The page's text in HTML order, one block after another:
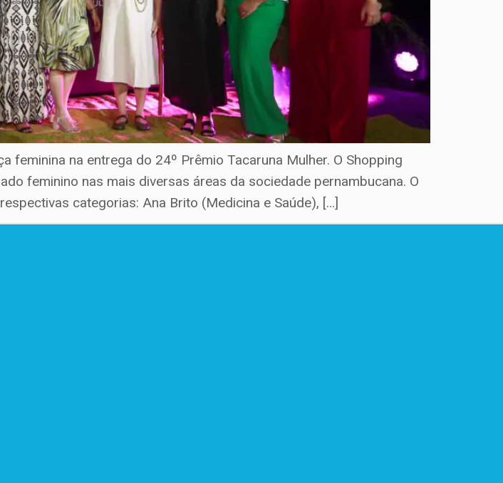
na entrega do 24º Prêmio Tacaruna Mulher. O Shopping
feminino nas mais diversas áreas da sociedade pernambucana. O
categorias: Ana Brito (Medicina e Saúde), […]